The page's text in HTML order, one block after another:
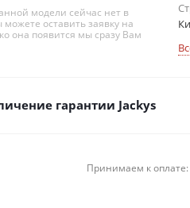
модели сейчас нет в
оставить заявку на
она появится мы сразу Вам
гарантии Jackys
Принимаем к оплате: